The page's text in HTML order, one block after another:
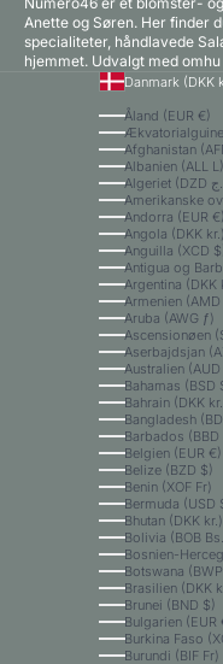
Anette og Søren. Her finder
specialiteter, håndlavede
hjemmet. Udvalgt med
Danmark (DKK
Åland (EUR €)
Albanien (ALL L)
Amerikanske
Andorra (EUR €)
Angola (DKK kr.)
Anguilla (XCD
Antigua og
Argentina (DKK
Armenien
Aruba (AWG ƒ)
Ascensionøen
Aserbajdsjan
Australien
Bahamas (BSD
Bahrain (DKK
Bangladesh
Barbados (BBD
Belgien (EUR €)
Belize (BZD $)
Benin (XOF Fr)
Bermuda (USD
Bhutan (DKK kr.)
Bolivia (BOB
Bosnien-
Botswana
Brasilien (DKK
Brunei (BND $)
Bulgarien (EUR
Burkina Faso
Burundi (BIF Fr)